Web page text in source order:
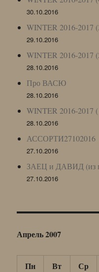
30.10.2016
WINTER 2016-2017
29.10.2016
WINTER 2016-2017
28.10.2016
Про ВАСЮ
28.10.2016
WINTER 2016-2017
28.10.2016
АССОРТИ27102016
27.10.2016
ЗАЕЦ и ДАВИД (из
27.10.2016
Апрель 2007
Пн Вт Ср